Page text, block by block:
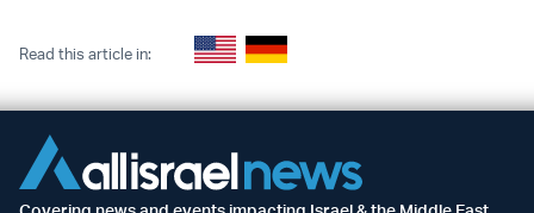
Read this article in: